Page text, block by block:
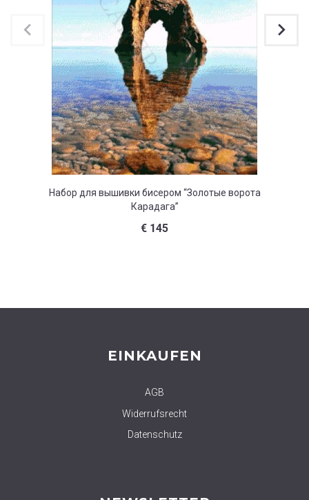
Набор для вышивки бисером “Золотые ворота
Карадага”
€ 145
EINKAUFEN
AGB
Widerrufsrecht
Datenschutz